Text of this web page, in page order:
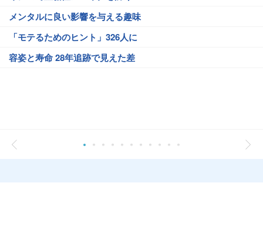
メンタルに良い影響を与える趣味
「モテるためのヒント」326人に
容姿と寿命 28年追跡で見えた差